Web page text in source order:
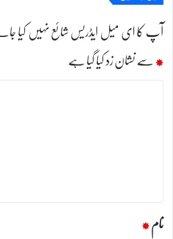
آپ کا ای میل ایڈریس شائع نہیں کیا
*سے نشان زد کیا گیا ہے
ت
نام*